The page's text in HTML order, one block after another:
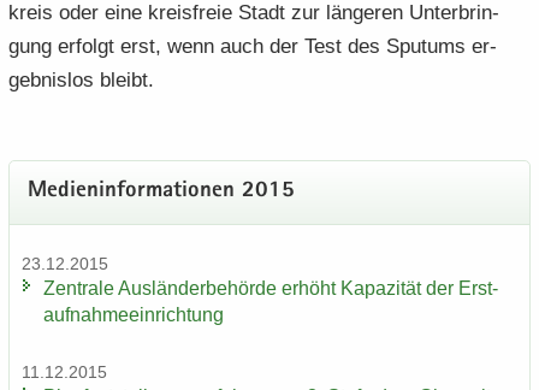
kreis oder eine kreis­freie Stadt zur län­ge­ren Un­ter­brin­
gung er­folgt erst, wenn auch der Test des Spu­tums er­
geb­nis­los bleibt.
Me­di­en­in­for­ma­tio­nen 2015
23.12.2015
Zen­tra­le Aus­län­der­be­hör­de er­höht Ka­pa­zi­tät der Erst­
auf­nah­me­ein­rich­tung
11.12.2015